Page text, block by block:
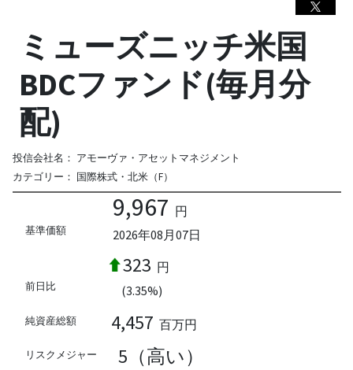
ミューズニッチ米国
BDCファンド(毎月分
配)
投信会社名： アモーヴァ・アセットマネジメント
カテゴリー： 国際株式・北米（F）
基準価額
9,967 円
2026年08月07日
前日比
323 円
(3.35%)
純資産総額 4,457 百万円
リスクメジャー 5（高い）